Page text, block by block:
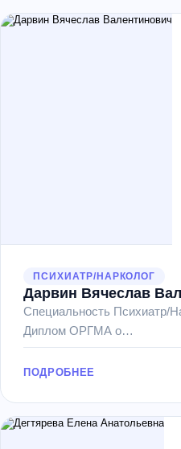
ПСИХИАТР/НАРКОЛОГ
Дарвин Вячеслав
Специальность Психиатр/Нарколог Образование
Диплом ОРГМА о…
ПОДРОБНЕЕ